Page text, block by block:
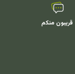
قريبون منكم